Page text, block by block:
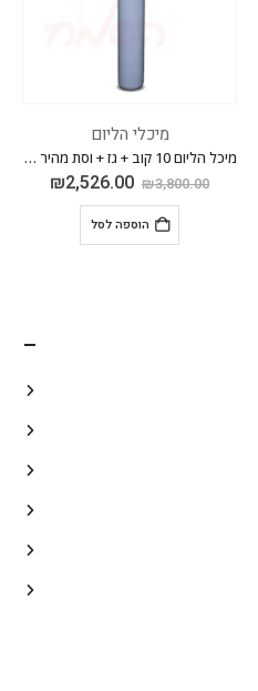
מיכלי הליום
מיכל הליום 10 קוב + גז + וסת מהיר לניפוח בלונים
₪3,800.00
₪2,526.00
הוספה לסל